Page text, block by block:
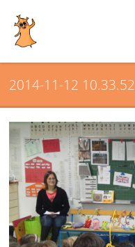
2014-11-12 10.33.52